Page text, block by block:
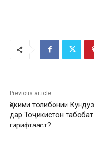
Previous article
Ҳокими толибонии Кундуз
дар Тоҷикистон табобат
гирифтааст?